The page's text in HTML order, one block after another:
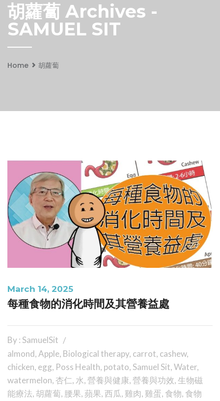
胡蘿蔔 Archives -
SAMUEL SIT
Home 胡蘿蔔
March 14, 2025
每種食物的消化時間及其營養益處
By : SamuelSit
almond,Apple, Biological therapy, carrot, cashew,
chicken, egg, Poss Health, potato, Samuel Sit,Water,
watermelon, 杏仁,水,營養與健康,營養與功效, 生物磁
能療法,胡蘿蔔, 腰果,蘋果,西瓜, 雞肉, 雞蛋,食物,食物